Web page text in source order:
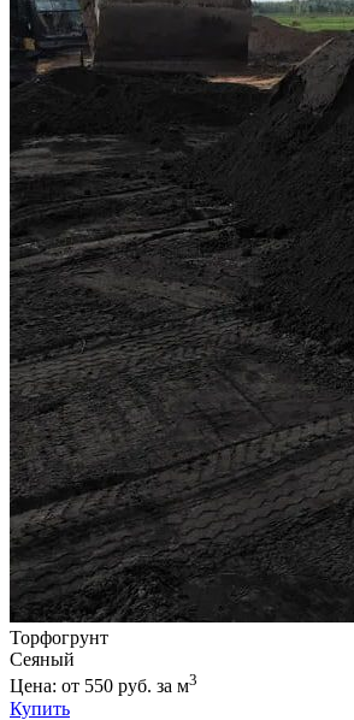
Торфогрунт
Сеяный
Цена: от 550 руб. за м3
Купить